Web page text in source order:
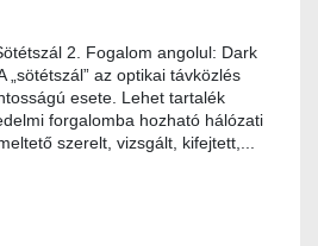
2. Fogalom angolul: Dark
„sötétszál” az optikai távközlés
esete. Lehet tartalék
forgalomba hozható hálózati
szerelt, vizsgált, kifejtett,...